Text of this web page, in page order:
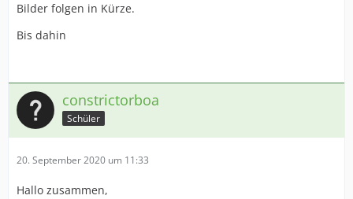
Bilder folgen in Kürze.
Bis dahin
constrictorboa
Schüler
20. September 2020 um 11:33
Hallo zusammen,